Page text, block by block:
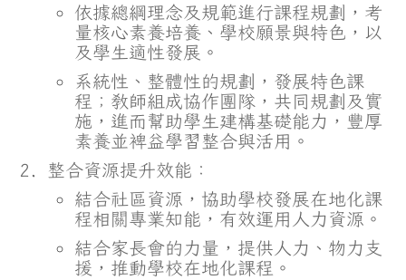
依據總綱理念及規範進行課程規劃，考
量核心素養培養、學校願景與特色，以
及學生適性發展。
系統性、整體性的規劃，發展特色課
程；教師組成協作團隊，共同規劃及實
施，進而幫助學生建構基礎能力，豐厚
素養並裨益學習整合與活用。
整合資源提升效能：
結合社區資源，協助學校發展在地化課
程相關專業知能，有效運用人力資源。
結合家長會的力量，提供人力、物力支
援，推動學校在地化課程。